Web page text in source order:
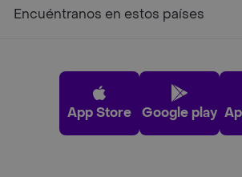
Encuéntranos en estos países
App Store Google play